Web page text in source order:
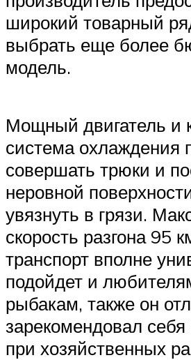
широкий товарный
выбрать еще более
модель.
Мощный двигатель и
система охлаждения
совершать трюки и
неровной
увязнуть в грязи.
скорость разгона 95
транспорт вполне
подойдет и
рыбакам, также он
зарекомендовал себя
при хозяйственных